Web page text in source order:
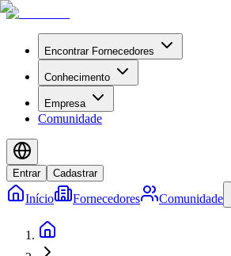
Encontrar Fornecedores
Conhecimento
Empresa
Comunidade
Entrar Cadastrar
Início Fornecedores Comunidade